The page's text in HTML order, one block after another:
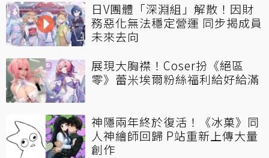
日V團體「深淵組」解散！因財
務惡化無法穩定營運 同步揭成員
未來去向
展現大胸襟！Coser扮《絕區
零》蕾米埃爾粉絲福利給好給滿
神隱兩年終於復活！《冰菓》同
人神繪師回歸 P站重新上傳大量
創作